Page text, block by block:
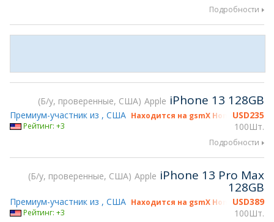
Подробности
Б/у, проверенные, США Apple iPhone 13 128GB
USD235
100Шт.
Премиум-участник из , США Находится на gsmX Hong Kong 2026
Рейтинг: +3
Подробности
Б/у, проверенные, США Apple iPhone 13 Pro Max
128GB
USD389
100Шт.
Премиум-участник из , США Находится на gsmX Hong Kong 2026
Рейтинг: +3